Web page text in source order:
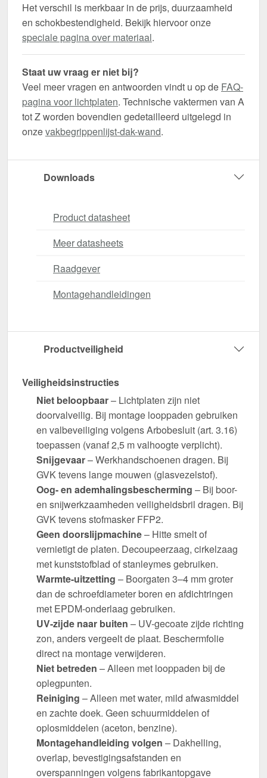
Het verschil is merkbaar in de prijs, duurzaamheid
en schokbestendigheid. Bekijk hiervoor onze
speciale pagina over materiaal.
Staat uw vraag er niet bij?
Veel meer vragen en antwoorden vindt u op de FAQ-
pagina voor lichtplaten. Technische vaktermen van A
tot Z worden bovendien gedetailleerd uitgelegd in
onzevakbegrippenlijst-dak-wand.
Downloads
Product datasheet
Meer datasheets
Raadgever
Montagehandleidingen
Productveiligheid
Veiligheidsinstructies
Niet beloopbaar– Lichtplaten zijn niet
doorvalveilig. Bij montage looppaden gebruiken
en valbeveiliging volgens Arbobesluit (art. 3.16)
toepassen (vanaf 2,5 m valhoogte verplicht).
Snijgevaar– Werkhandschoenen dragen. Bij
GVK tevens lange mouwen (glasvezelstof).
Oog- en ademhalingsbescherming – Bij boor-
en snijwerkzaamheden veiligheidsbril dragen. Bij
GVK tevens stofmasker FFP2.
Geen doorslijpmachine– Hitte smelt of
vernietigt de platen. Decoupeerzaag, cirkelzaag
met kunststofblad of stanleymes gebruiken.
Warmte-uitzetting – Boorgaten 3–4 mm groter
dan de schroefdiameter boren en afdichtringen
met EPDM-onderlaag gebruiken.
UV-zijde naar buiten – UV-gecoate zijde richting
zon, anders vergeelt de plaat. Beschermfolie
direct na montage verwijderen.
Niet betreden – Alleen met looppaden bij de
oplegpunten.
Reiniging – Alleen met water, mild afwasmiddel
en zachte doek. Geen schuurmiddelen of
oplosmiddelen (aceton, benzine).
Montagehandleiding volgen – Dakhelling,
overlap, bevestigingsafstanden en
overspanningen volgens fabrikantopgave